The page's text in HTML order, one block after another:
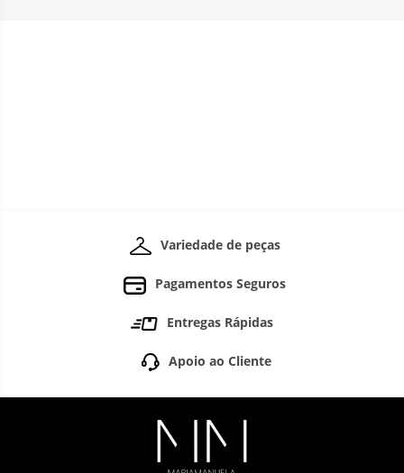
Variedade de peças
Pagamentos Seguros
Entregas Rápidas
Apoio ao Cliente